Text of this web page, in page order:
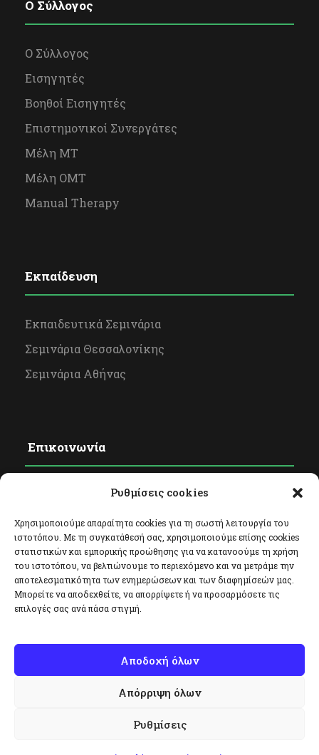
Ρυθμίσεις cookies
Χρησιμοποιούμε απαραίτητα cookies για τη σωστή λειτουργία του
ιστοτόπου. Με τη συγκατάθεσή σας, χρησιμοποιούμε επίσης cookies
στατιστικών και εμπορικής προώθησης για να κατανοούμε τη χρήση
του ιστοτόπου, να βελτιώνουμε το περιεχόμενο και να μετράμε την
αποτελεσματικότητα των ενημερώσεων και των διαφημίσεών μας.
Μπορείτε να αποδεχθείτε, να απορρίψετε ή να προσαρμόσετε τις
επιλογές σας ανά πάσα στιγμή.
Αποδοχή όλων
Απόρριψη όλων
Ρυθμίσεις
O Σύλλογος
Ο Σύλλογος
Εισηγητές
Βοηθοί Εισηγητές
Επιστημονικοί Συνεργάτες
Μέλη ΜΤ
Μέλη OΜΤ
Manual Therapy
Εκπαίδευση
Εκπαιδευτικά Σεμινάρια
Σεμινάρια Θεσσαλονίκης
Σεμινάρια Αθήνας
Επικοινωνία
Φόρμα Επικοινωνίας
Facebook
Twitter
Instagram
Copyright All Right Reserved 2020, Σύλλογος
Φυσικοθεραπευτών Χειροθεραπευτών Ελλάδας.